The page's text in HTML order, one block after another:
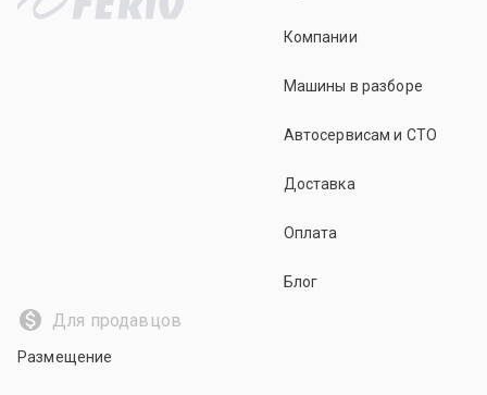
Компании
Машины в разборе
Автосервисам и СТО
Доставка
Оплата
Блог
Для продавцов
Размещение